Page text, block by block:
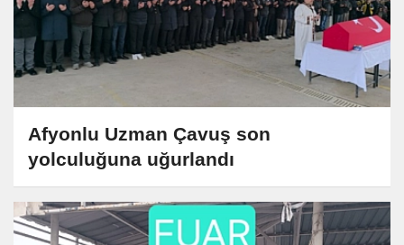
Afyonlu Uzman Çavuş son
yolculuğuna uğurlandı